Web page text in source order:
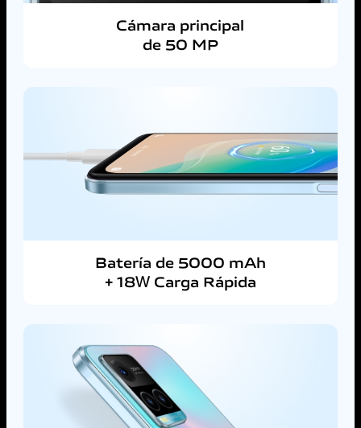
Cámara principal
de 50 MP
Batería de 5000 mAh
+ 18W Carga Rápida